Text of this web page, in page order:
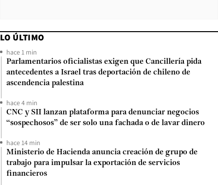
LO ÚLTIMO
hace 1 min
Parlamentarios oficialistas exigen que Cancillería pida
antecedentes a Israel tras deportación de chileno de
ascendencia palestina
hace 4 min
CNC y SII lanzan plataforma para denunciar negocios
“sospechosos” de ser solo una fachada o de lavar dinero
hace 14 min
Ministerio de Hacienda anuncia creación de grupo de
trabajo para impulsar la exportación de servicios
financieros